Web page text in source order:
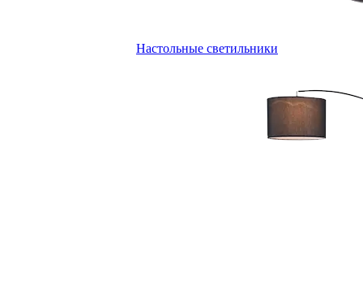
Настольные светильники